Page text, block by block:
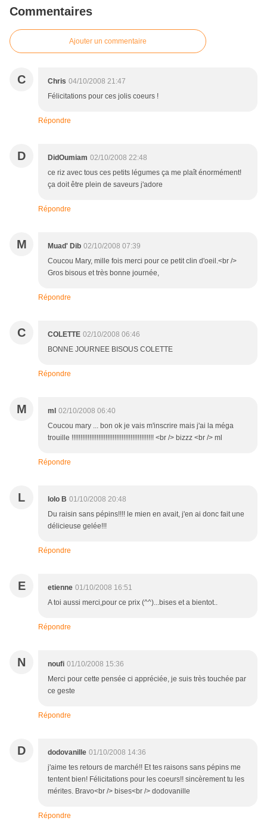
Commentaires
Ajouter un commentaire
C Chris 04/10/2008 21:47
Félicitations pour ces jolis coeurs !
Répondre
D DidOumiam 02/10/2008 22:48
ce riz avec tous ces petits légumes ça me plaît énormément!
ça doit être plein de saveurs j'adore
Répondre
M Muad' Dib 02/10/2008 07:39
Coucou Mary, mille fois merci pour ce petit clin d'oeil.<br />
Gros bisous et très bonne journée,
Répondre
C COLETTE 02/10/2008 06:46
BONNE JOURNEE BISOUS COLETTE
Répondre
M ml 02/10/2008 06:40
Coucou mary ... bon ok je vais m'inscrire mais j'ai la méga
trouille !!!!!!!!!!!!!!!!!!!!!!!!!!!!!!!!!!!!!!!!!!!!!! <br /> bizzz <br /> ml
Répondre
L lolo B 01/10/2008 20:48
Du raisin sans pépins!!!! le mien en avait, j'en ai donc fait une
délicieuse gelée!!!
Répondre
E etienne 01/10/2008 16:51
A toi aussi merci,pour ce prix (^^)...bises et a bientot..
Répondre
N noufi 01/10/2008 15:36
Merci pour cette pensée ci appréciée, je suis très touchée par
ce geste
Répondre
D dodovanille 01/10/2008 14:36
j'aime tes retours de marché!! Et tes raisons sans pépins me
tentent bien! Félicitations pour les coeurs!! sincèrement tu les
mérites. Bravo<br /> bises<br /> dodovanille
Répondre